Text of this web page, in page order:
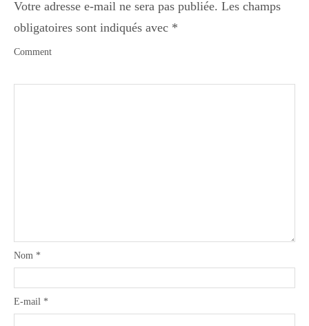
Votre adresse e-mail ne sera pas publiée. Les champs
obligatoires sont indiqués avec *
Comment
Nom *
E-mail *